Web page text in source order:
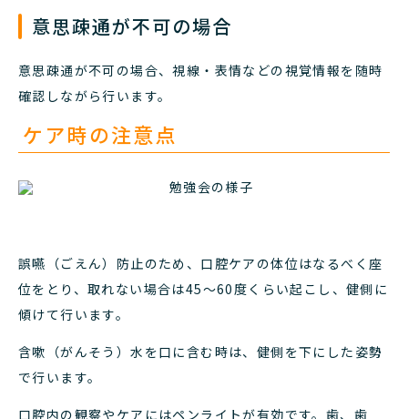
意思疎通が不可の場合
意思疎通が不可の場合、視線・表情などの視覚情報を随時
確認しながら行います。
ケア時の注意点
誤嚥（ごえん）防止のため、口腔ケアの体位はなるべく座
位をとり、取れない場合は45〜60度くらい起こし、健側に
傾けて行います。
含嗽（がんそう）水を口に含む時は、健側を下にした姿勢
で行います。
口腔内の観察やケアにはペンライトが有効です。歯、歯